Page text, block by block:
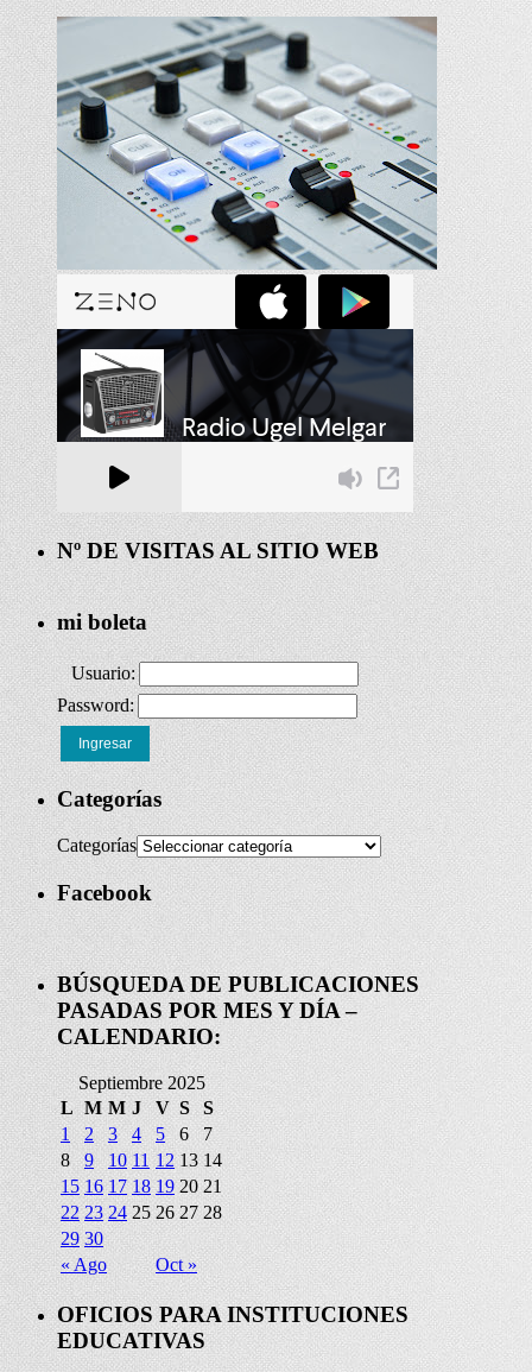
Nº DE VISITAS AL SITIO WEB
mi boleta
Usuario:
Password:
Ingresar
Categorías
Categorías
Facebook
BÚSQUEDA DE PUBLICACIONES
PASADAS POR MES Y DÍA –
CALENDARIO:
Septiembre 2025
L M M J V S S
« Ago Oct »
1 2 3 4 5 6
7
8
9 10 11 12 13 14
15 16 17 18 19 20 21
22 23 24 25 26 27 28
29 30
OFICIOS PARA INSTITUCIONES
EDUCATIVAS